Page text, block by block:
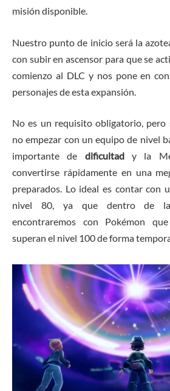
misión disponible.
Nuestro punto de inicio será la
con subir en ascensor para que se
comienzo al DLC y nos pone en
personajes de esta expansión.
No es un requisito obligatorio, pero
no empezar con un equipo de nivel
importante de dificultady la
convertirse rápidamente en una
preparados. Lo ideal es contar con
nivel 80, ya que dentro de
encontraremos con Pokémon
superan el nivel 100 de forma